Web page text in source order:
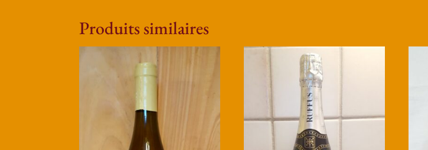
Produits similaires